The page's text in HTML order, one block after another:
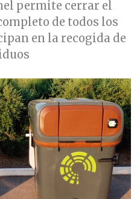
permite cerrar el
de todos los
en la recogida de